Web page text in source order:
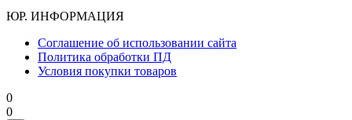
ЮР. ИНФОРМАЦИЯ
Соглашение об использовании сайта
Политика обработки ПД
Условия покупки товаров
0
0